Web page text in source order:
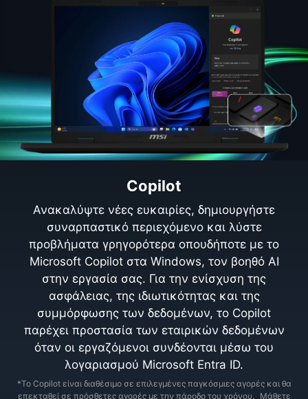
Copilot
Ανακαλύψτε νέες ευκαιρίες, δημιουργήστε
συναρπαστικό περιεχόμενο και λύστε
προβλήματα γρηγορότερα οπουδήποτε με το
Microsoft Copilot στα Windows, τον βοηθό AI
στην εργασία σας. Για την ενίσχυση της
ασφάλειας, της ιδιωτικότητας και της
συμμόρφωσης των δεδομένων, το Copilot
παρέχει προστασία των εταιρικών δεδομένων
όταν οι εργαζόμενοι συνδέονται μέσω του
λογαριασμού Microsoft Entra ID.
*Το Copilot είναι διαθέσιμο σε επιλεγμένες παγκόσμιες αγορές και θα
επεκταθεί σε πρόσθετες αγορές με την πάροδο του χρόνου. Μάθετε